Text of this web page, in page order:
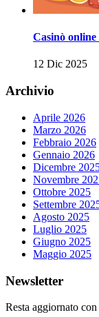
Casinò online
12 Dic 2025
Archivio
Aprile 2026
Marzo 2026
Febbraio 2026
Gennaio 2026
Dicembre
Novembre
Ottobre 2025
Settembre
Agosto 2025
Luglio 2025
Giugno 2025
Maggio 2025
Newsletter
Resta aggiornato